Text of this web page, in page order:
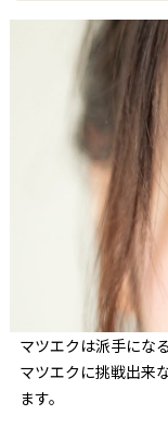
マツエクは派手にな
マツエクに挑戦出来
ます。